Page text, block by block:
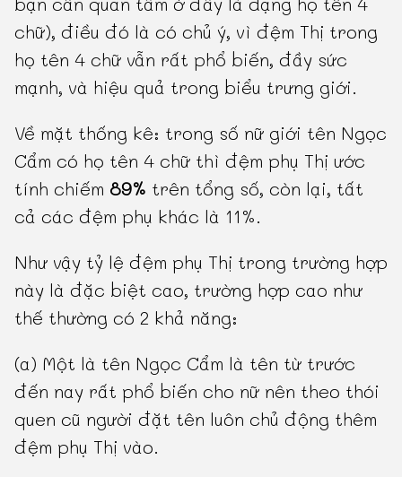
chữ), điều đó là có chủ ý, vì đệm Thị trong
họ tên 4 chữ vẫn rất phổ biến, đầy sức
mạnh, và hiệu quả trong biểu trưng giới.
Về mặt thống kê: trong số nữ giới tên Ngọc
Cẩm có họ tên 4 chữ thì đệm phụ Thị ước
tính chiếm 89% trên tổng số, còn lại, tất
cả các đệm phụ khác là 11%.
Như vậy tỷ lệ đệm phụ Thị trong trường hợp
này là đặc biệt cao, trường hợp cao như
thế thường có 2 khả năng:
(a) Một là tên Ngọc Cẩm là tên từ trước
đến nay rất phổ biến cho nữ nên theo thói
quen cũ người đặt tên luôn chủ động thêm
đệm phụ Thị vào.